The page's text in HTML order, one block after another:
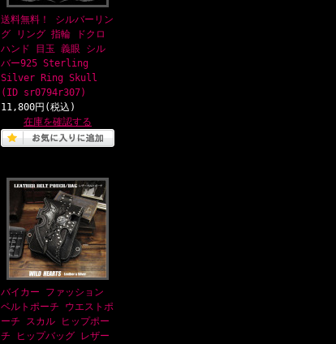
送料無料！ シルバーリン
グ リング 指輪 ドクロ
ハンド 目玉 義眼 シル
バー925 Sterling
Silver Ring Skull
(ID sr0794r307)
11,800円(税込)
在庫を確認する
バイカー ファッション
ベルトポーチ ウエストポ
ーチ スカル ヒップポー
チ ヒップバッグ レザー